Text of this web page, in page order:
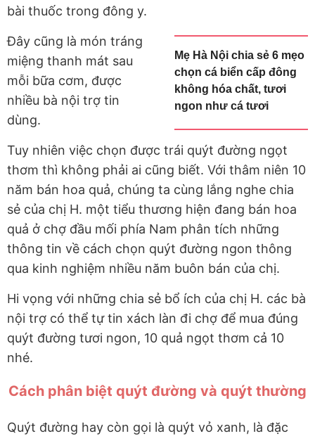
bài thuốc trong đông y.
Mẹ Hà Nội chia sẻ 6 mẹo
chọn cá biển cấp đông
không hóa chất, tươi
ngon như cá tươi
Đây cũng là món tráng
miệng thanh mát sau
mỗi bữa cơm, được
nhiều bà nội trợ tin
dùng.
Tuy nhiên việc chọn được trái quýt đường ngọt
thơm thì không phải ai cũng biết. Với thâm niên 10
năm bán hoa quả, chúng ta cùng lắng nghe chia
sẻ của chị H. một tiểu thương hiện đang bán hoa
quả ở chợ đầu mối phía Nam phân tích những
thông tin về cách chọn quýt đường ngon thông
qua kinh nghiệm nhiều năm buôn bán của chị.
Hi vọng với những chia sẻ bổ ích của chị H. các bà
nội trợ có thể tự tin xách làn đi chợ để mua đúng
quýt đường tươi ngon, 10 quả ngọt thơm cả 10
nhé.
Cách phân biệt quýt đường và quýt thường
Quýt đường hay còn gọi là quýt vỏ xanh, là đặc